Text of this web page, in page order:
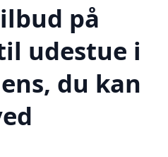
på
udestue i
du kan